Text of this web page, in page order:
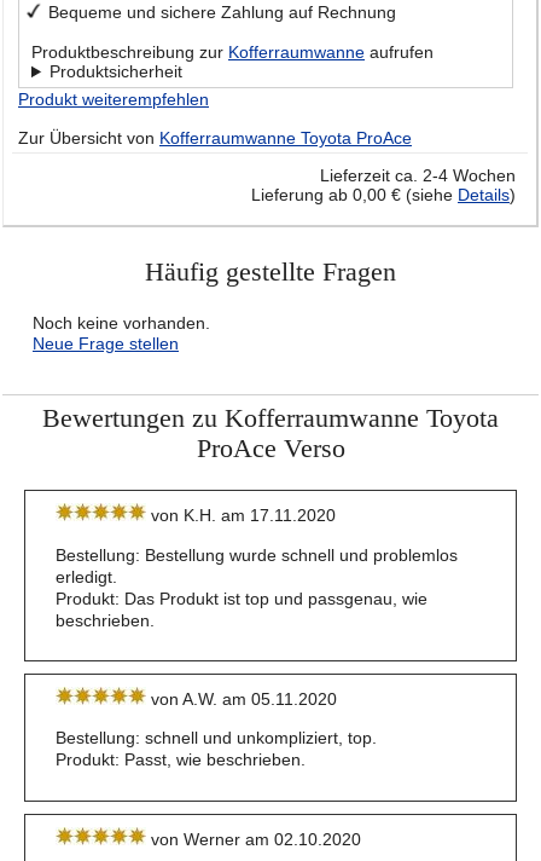
Bequeme und sichere Zahlung auf Rechnung
Produktbeschreibung zur Kofferraumwanne aufrufen
Produktsicherheit
Produkt weiterempfehlen
Zur Übersicht von Kofferraumwanne Toyota ProAce
Lieferzeit ca. 2-4 Wochen
Lieferung ab 0,00 € (siehe Details)
Häufig gestellte Fragen
Noch keine vorhanden.
Neue Frage stellen
Bewertungen zu Kofferraumwanne Toyota
ProAce Verso
von K.H. am 17.11.2020
Bestellung: Bestellung wurde schnell und problemlos
erledigt.
Produkt: Das Produkt ist top und passgenau, wie
beschrieben.
von A.W. am 05.11.2020
Bestellung: schnell und unkompliziert, top.
Produkt: Passt, wie beschrieben.
von Werner am 02.10.2020